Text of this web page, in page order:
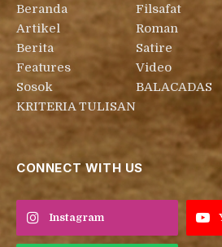
Beranda
Artikel
Berita
Features
Sosok
KRITERIA TULISAN
Filsafat
Roman
Satire
Video
BALACADAS
CONNECT WITH US
Instagram